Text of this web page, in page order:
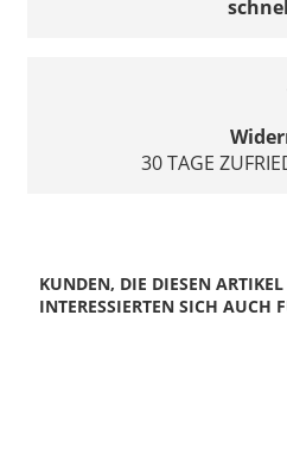
30 TAGE
KUNDEN, DIE DIESEN
INTERESSIERTEN SICH AUCH